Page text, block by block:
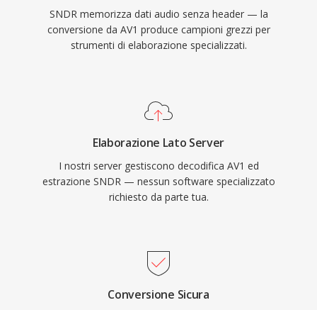
SNDR memorizza dati audio senza header — la
conversione da AV1 produce campioni grezzi per
strumenti di elaborazione specializzati.
Elaborazione Lato Server
I nostri server gestiscono decodifica AV1 ed
estrazione SNDR — nessun software specializzato
richiesto da parte tua.
Conversione Sicura